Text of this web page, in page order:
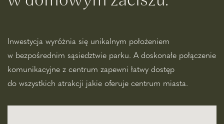
Inwestycja wyróżnia się unikalnym położeniem
w bezpośrednim sąsiedztwie parku. A doskonałe połączenie
komunikacyjne z centrum zapewni łatwy dostęp
do wszystkich atrakcji jakie oferuje centrum miasta.